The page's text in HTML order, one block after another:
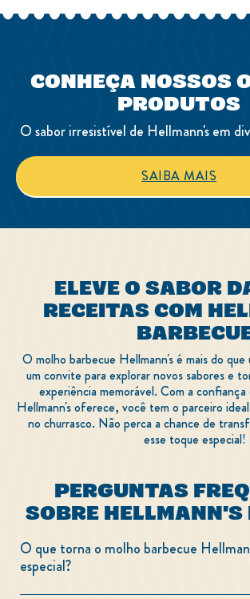
CONHEÇA NOSSOS
PRODUTOS
O sabor irresistível de Hellmann's em
SAIBA MAIS
ELEVE O SABOR
RECEITAS COM
O molho barbecue Hellmann's é mais do
um convite para explorar novos sabores e
experiência memorável. Com a confiança
Hellmann's oferece, você tem o parceiro
no churrasco. Não perca a chance de
esse toque especial!
PERGUNTAS
SOBRE HELLMANN'S
O que torna o molho barbecue
especial?